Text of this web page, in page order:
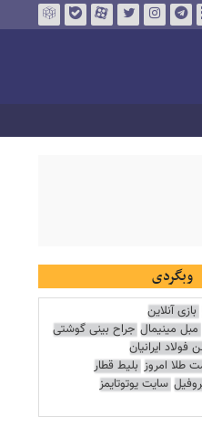
وبگردی
بازی آنلاین
مبل مینیمال جراح بینی گوشتی
ایرانیان
طلا امروز بلیط قطار
سایت یوتوتایمز